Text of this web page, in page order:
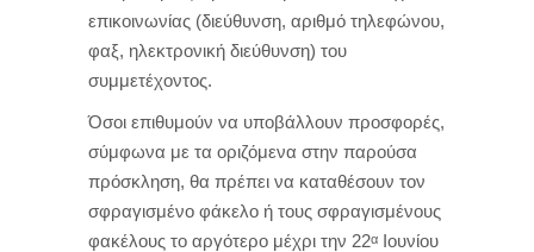
επικοινωνίας (διεύθυνση, αριθμό τηλεφώνου,
φαξ, ηλεκτρονική διεύθυνση) του
συμμετέχοντος.
Όσοι επιθυμούν να υποβάλλουν προσφορές,
σύμφωνα με τα οριζόμενα στην παρούσα
πρόσκληση, θα πρέπει να καταθέσουν τον
σφραγισμένο φάκελο ή τους σφραγισμένους
φακέλους το αργότερο μέχρι την 22α Ιουνίου